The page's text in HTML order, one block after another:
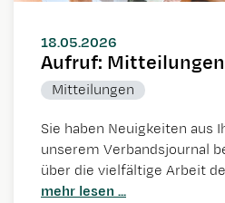
18.05.2026
Aufruf:
Mitteilungen
Sie haben Neuigkeiten aus
unserem Verbandsjournal
über die vielfältige Arbeit
mehr lesen ...